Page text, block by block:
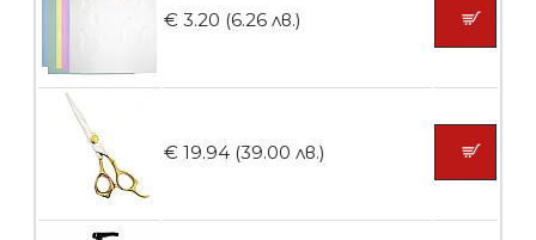
Ваничка за маникюр BMSPA1C
БЕЗПЛАТНО
Пила тип ренде
€ 3.20 (6.26 лв.)
€ 19.94 (39.00 лв.)